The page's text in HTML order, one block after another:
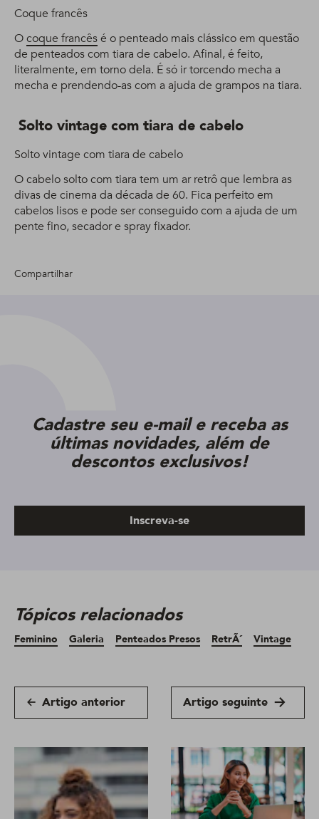
Coque francês
Ocoque francêsé o penteado mais clássico em questão
de penteados com tiara de cabelo. Afinal, é feito,
literalmente, em torno dela. É só ir torcendo mecha a
mecha e prendendo-as com a ajuda de grampos na tiara.
Solto vintage com tiara de cabelo
Solto vintage com tiara de cabelo
O cabelo solto com tiara tem um ar retrô que lembra as
divas de cinema da década de 60. Fica perfeito em
cabelos lisos e pode ser conseguido com a ajuda de um
pente fino, secador e spray fixador.
Compartilhar
Cadastre seu e-mail e receba as
últimas novidades, além de
descontos exclusivos!
Inscreva-se
Tópicos relacionados
Feminino Galeria Penteados Presos RetrÃ´ Vintage
Artigo anterior Artigo seguinte